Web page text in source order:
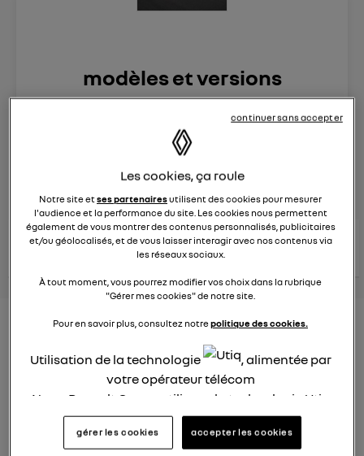
modèles et versions
13:15
Véhicules RENAULT
posez une question
conseils Renault
consultez les
conseils
similaires
voir tous les
Nouveau modèle électrique
Renault 2022
26 janvier 2022
Quel est le nouveau modèle électrique Renault cette
Les cookies, ça roule
Notre site etses partenairesutilisent des cookies pour mesurer
l'audience et la performance du site. Les cookies nous permettent
également de vous montrer des contenus personnalisés, publicitaires
et/ou géolocalisés, et de vous laisser interagir avec nos contenus via
les réseaux sociaux.
À tout moment, vous pourrez modifier vos choix dans la rubrique
"Gérer mes cookies" de notre site.
Pour en savoir plus, consultez notrepolitique des cookies.
Utilisation de la technologie
, alimentée par
votre opérateur télécom
Nous, Renault Group, utilisons la technologie Utiq
pour nos activités digitales (telles que décrites
dans cette notice de consentement) et liées à
gérer les cookies accepter les cookies
continuer sans accepter